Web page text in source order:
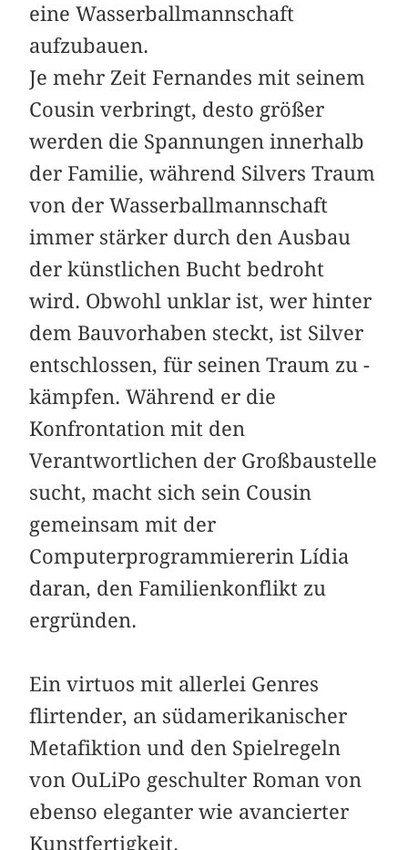
eine Wasserballmannschaft
aufzubauen.
Je mehr Zeit Fernandes mit seinem
Cousin verbringt, desto größer
werden die Spannungen innerhalb
der Familie, während Silvers Traum
von der Wasserballmannschaft
immer stärker durch den Ausbau
der künstlichen Bucht bedroht
wird. Obwohl unklar ist, wer hinter
dem Bauvorhaben steckt, ist Silver
entschlossen, für seinen Traum zu ­
kämpfen. Während er die
Konfrontation mit den
Verantwortlichen der Großbaustelle
sucht, macht sich sein Cousin
gemeinsam mit der
Computerprogrammiererin Lídia
daran, den ­Familienkonflikt zu
ergründen.
Ein virtuos mit allerlei Genres
flirtender, an südamerikanischer
Metafiktion und den Spielregeln
von OuLiPo geschulter Roman von
ebenso eleganter wie avancierter
Kunstfertigkeit.